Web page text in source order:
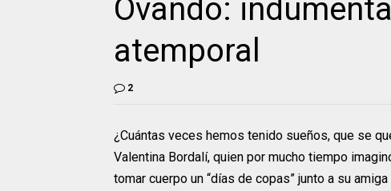
Ovando:
atemporal
2
¿Cuántas veces hemos tenido sueños, que se
Valentina Bordalí, quien por mucho tiempo
tomar cuerpo un “días de copas” junto a su